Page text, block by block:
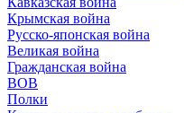
Крымская война
Русско-японская война
Великая война
Гражданская война
ВОВ
Полки